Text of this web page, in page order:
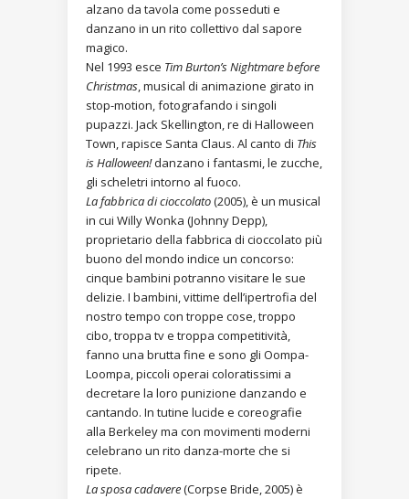
alzano da tavola come posseduti e
danzano in un rito collettivo dal sapore
magico.
Nel 1993 esce Tim Burton’s Nightmare before
Christmas, musical di animazione girato in
stop-motion, fotografando i singoli
pupazzi. Jack Skellington, re di Halloween
Town, rapisce Santa Claus. Al canto di This
is Halloween!danzano i fantasmi, le zucche,
gli scheletri intorno al fuoco.
La fabbrica di cioccolato(2005), è un musical
in cui Willy Wonka (Johnny Depp),
proprietario della fabbrica di cioccolato più
buono del mondo indice un concorso:
cinque bambini potranno visitare le sue
delizie. I bambini, vittime dell’ipertrofia del
nostro tempo con troppe cose, troppo
cibo, troppa tv e troppa competitività,
fanno una brutta fine e sono gli Oompa-
Loompa, piccoli operai coloratissimi a
decretare la loro punizione danzando e
cantando. In tutine lucide e coreografie
alla Berkeley ma con movimenti moderni
celebrano un rito danza-morte che si
ripete.
La sposa cadavere(Corpse Bride, 2005) è